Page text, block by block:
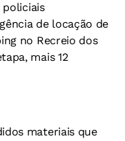
policiais
de locação de
no Recreio dos
mais 12
materiais que